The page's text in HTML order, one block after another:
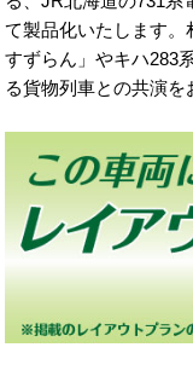
て製品化いたします。
すずらん」やキハ283
る貨物列車との共演を